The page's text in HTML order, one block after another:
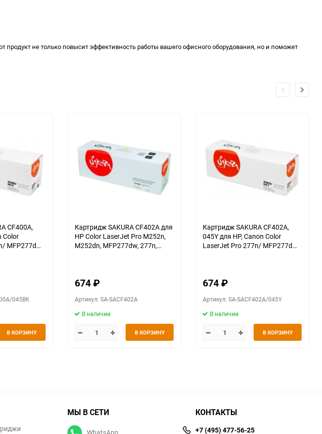
не только повысит эффективность работы вашего офисного оборудования, но и поможет
CF400A,
Color
MFP277dw/
045BK
В КОРЗИНУ
Картридж SAKURA CF402A для
HP Color LaserJet Pro M252n,
M252dn, MFP277dw, 277n,
674₽
Артикул: SA-SACF402A
В наличии
В КОРЗИНУ
Картридж SAKURA CF402A,
045Y для HP, Canon Color
LaserJet Pro 277n/ MFP277dw/
674₽
Артикул: SA-SACF402A/045Y
В наличии
В КОРЗИНУ
МЫ В СЕТИ КОНТАКТЫ
+7 (495) 477-56-25